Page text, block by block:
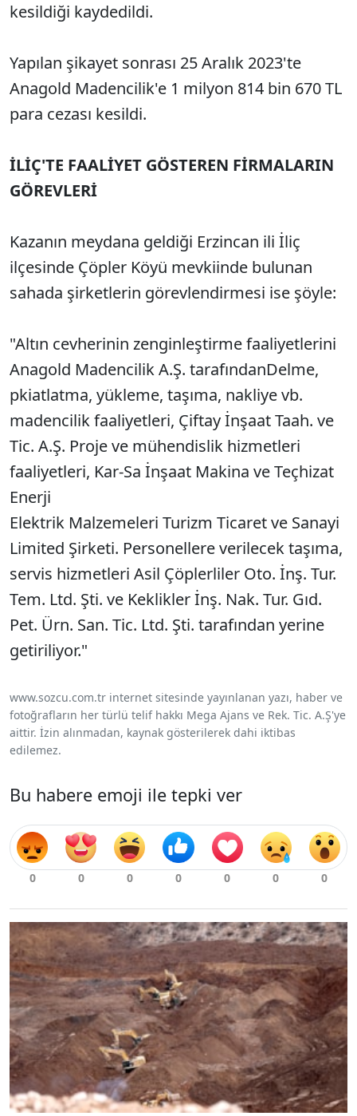
kesildiği kaydedildi.
Yapılan şikayet sonrası 25 Aralık 2023'te
Anagold Madencilik'e 1 milyon 814 bin 670 TL
para cezası kesildi.
İLİÇ'TE FAALİYET GÖSTEREN FİRMALARIN
GÖREVLERİ
Kazanın meydana geldiği Erzincan ili İliç
ilçesinde Çöpler Köyü mevkiinde bulunan
sahada şirketlerin görevlendirmesi ise şöyle:
"Altın cevherinin zenginleştirme faaliyetlerini
Anagold Madencilik A.Ş. tarafındanDelme,
pkiatlatma, yükleme, taşıma, nakliye vb.
madencilik faaliyetleri, Çiftay İnşaat Taah. ve
Tic. A.Ş. Proje ve mühendislik hizmetleri
faaliyetleri, Kar-Sa İnşaat Makina ve Teçhizat
Enerji
Elektrik Malzemeleri Turizm Ticaret ve Sanayi
Limited Şirketi. Personellere verilecek taşıma,
servis hizmetleri Asil Çöplerliler Oto. İnş. Tur.
Tem. Ltd. Şti. ve Keklikler İnş. Nak. Tur. Gıd.
Pet. Ürn. San. Tic. Ltd. Şti. tarafından yerine
getiriliyor."
www.sozcu.com.tr internet sitesinde yayınlanan yazı, haber ve
fotoğrafların her türlü telif hakkı Mega Ajans ve Rek. Tic. A.Ş'ye
aittir. İzin alınmadan, kaynak gösterilerek dahi iktibas
edilemez.
Bu habere emoji ile tepki ver